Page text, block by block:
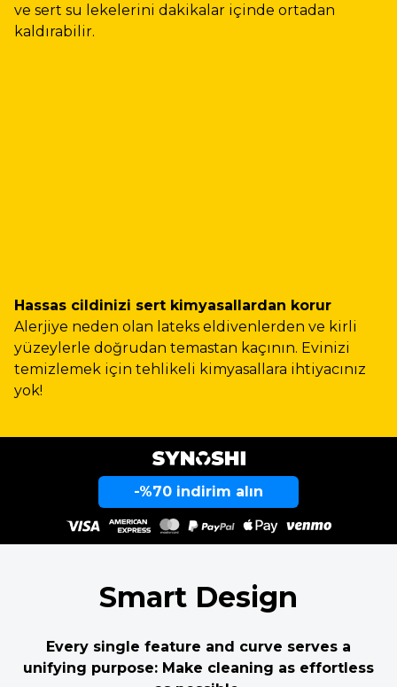
ve sert su lekelerini dakikalar içinde ortadan
kaldırabilir.
Hassas cildinizi sert kimyasallardan korur
Alerjiye neden olan lateks eldivenlerden ve kirli
yüzeylerle doğrudan temastan kaçının. Evinizi
temizlemek için tehlikeli kimyasallara ihtiyacınız
yok!
-%70 indirim alın
Smart Design
Every single feature and curve serves a
unifying purpose: Make cleaning as effortless